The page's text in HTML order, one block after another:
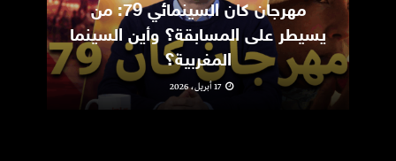
مهرجان كان السينمائي 79: من
يسيطر على المسابقة؟ وأين السينما
المغربية؟
17 أبريل، 2026